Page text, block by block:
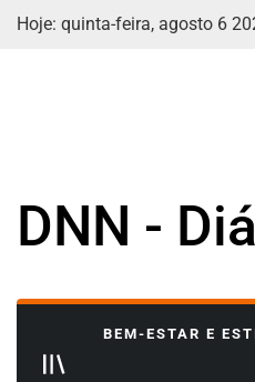
Skip
Hoje: quinta-feira, agosto 6
DNN -
BEM-ESTAR E